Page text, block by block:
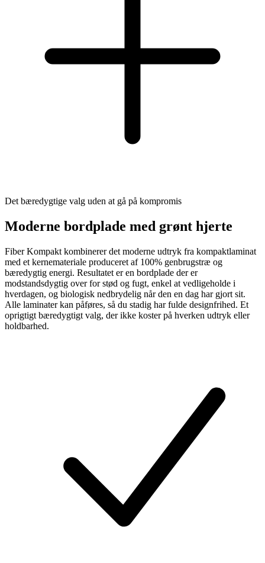
Det bæredygtige valg uden at gå på kompromis
Moderne bordplade med grønt hjerte
Fiber Kompakt kombinerer det moderne udtryk fra kompaktlaminat
med et kernemateriale produceret af 100% genbrugstræ og
bæredygtig energi. Resultatet er en bordplade der er
modstandsdygtig over for stød og fugt, enkel at vedligeholde i
hverdagen, og biologisk nedbrydelig når den en dag har gjort sit.
Alle laminater kan påføres, så du stadig har fulde designfrihed. Et
oprigtigt bæredygtigt valg, der ikke koster på hverken udtryk eller
holdbarhed.